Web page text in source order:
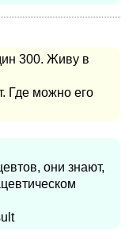
300. Живу в
Где можно его
они знают,